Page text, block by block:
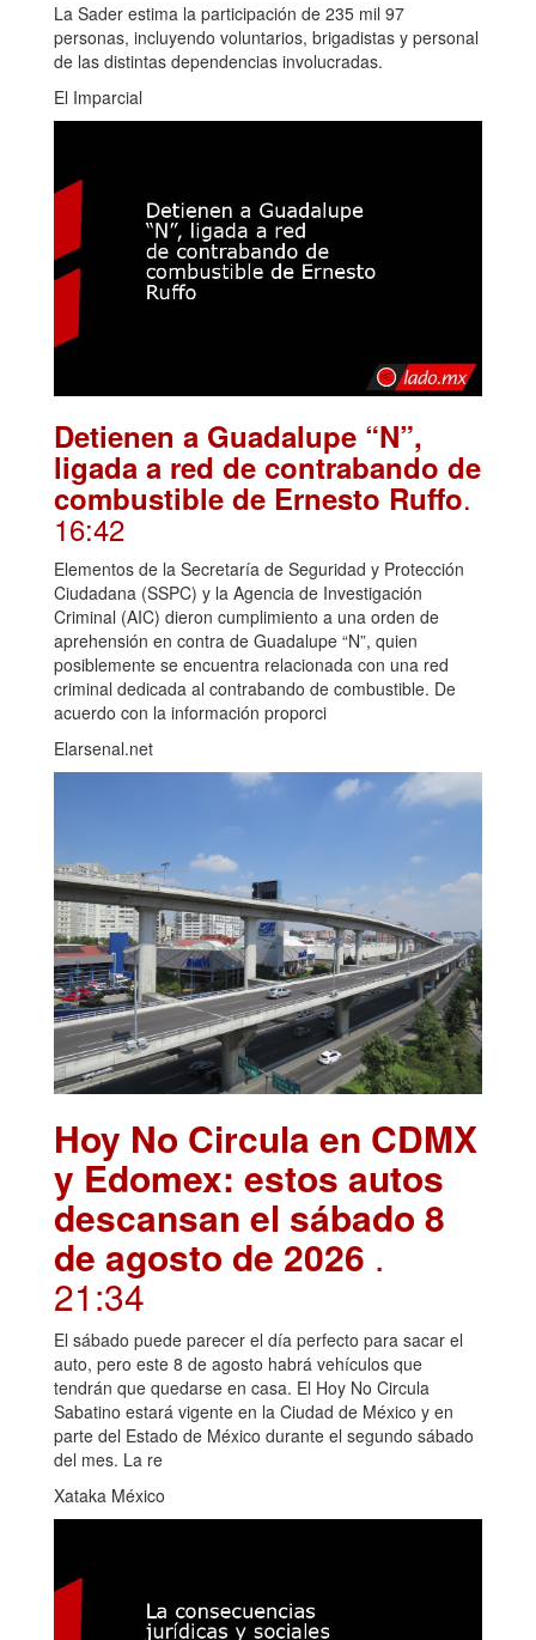
La Sader estima la participación de 235 mil 97
personas, incluyendo voluntarios, brigadistas y personal
de las distintas dependencias involucradas.
El Imparcial
Detienen a Guadalupe “N”,
ligada a red de contrabando de
combustible de Ernesto Ruffo.
16:42
Elementos de la Secretaría de Seguridad y Protección
Ciudadana (SSPC) y la Agencia de Investigación
Criminal (AIC) dieron cumplimiento a una orden de
aprehensión en contra de Guadalupe “N”, quien
posiblemente se encuentra relacionada con una red
criminal dedicada al contrabando de combustible. De
acuerdo con la información proporci
Elarsenal.net
Hoy No Circula en CDMX
y Edomex: estos autos
descansan el sábado 8
de agosto de 2026 .
21:34
El sábado puede parecer el día perfecto para sacar el
auto, pero este 8 de agosto habrá vehículos que
tendrán que quedarse en casa. El Hoy No Circula
Sabatino estará vigente en la Ciudad de México y en
parte del Estado de México durante el segundo sábado
del mes. La re
Xataka México